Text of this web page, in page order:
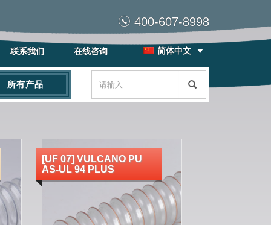
400-607-8998
简体中文
联系我们 在线咨询
所有产品
[UF 07] VULCANO PU
AS-UL 94 PLUS